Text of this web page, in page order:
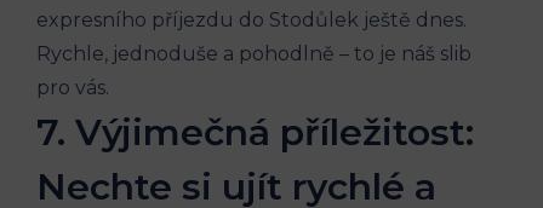
expresního příjezdu do Stodůlek ‌ještě‍ dnes.
Rychle, jednoduše a pohodlně – to je náš ‌slib
⁢pro⁣ vás.
7.⁣ Výjimečná příležitost:
Nechte‍ si ujít⁢ rychlé a